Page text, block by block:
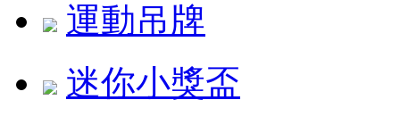
運動吊牌
迷你小獎盃